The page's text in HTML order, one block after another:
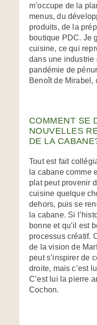
m’occupe de la
menus, du
produits, de la
boutique PDC. Je
cuisine, ce qui
dans une industrie
pandémie de
Benoît de Mirabel,
COMMENT SE
NOUVELLES
DE LA
Tout est fait
la cabane comme
plat peut provenir
cuisine quelque
dehors, puis se
la cabane. Si
bonne et qu’il est
processus créatif.
de la vision de
peut s’inspirer de
droite, mais c’est
C’est lui la pierre
Cochon.